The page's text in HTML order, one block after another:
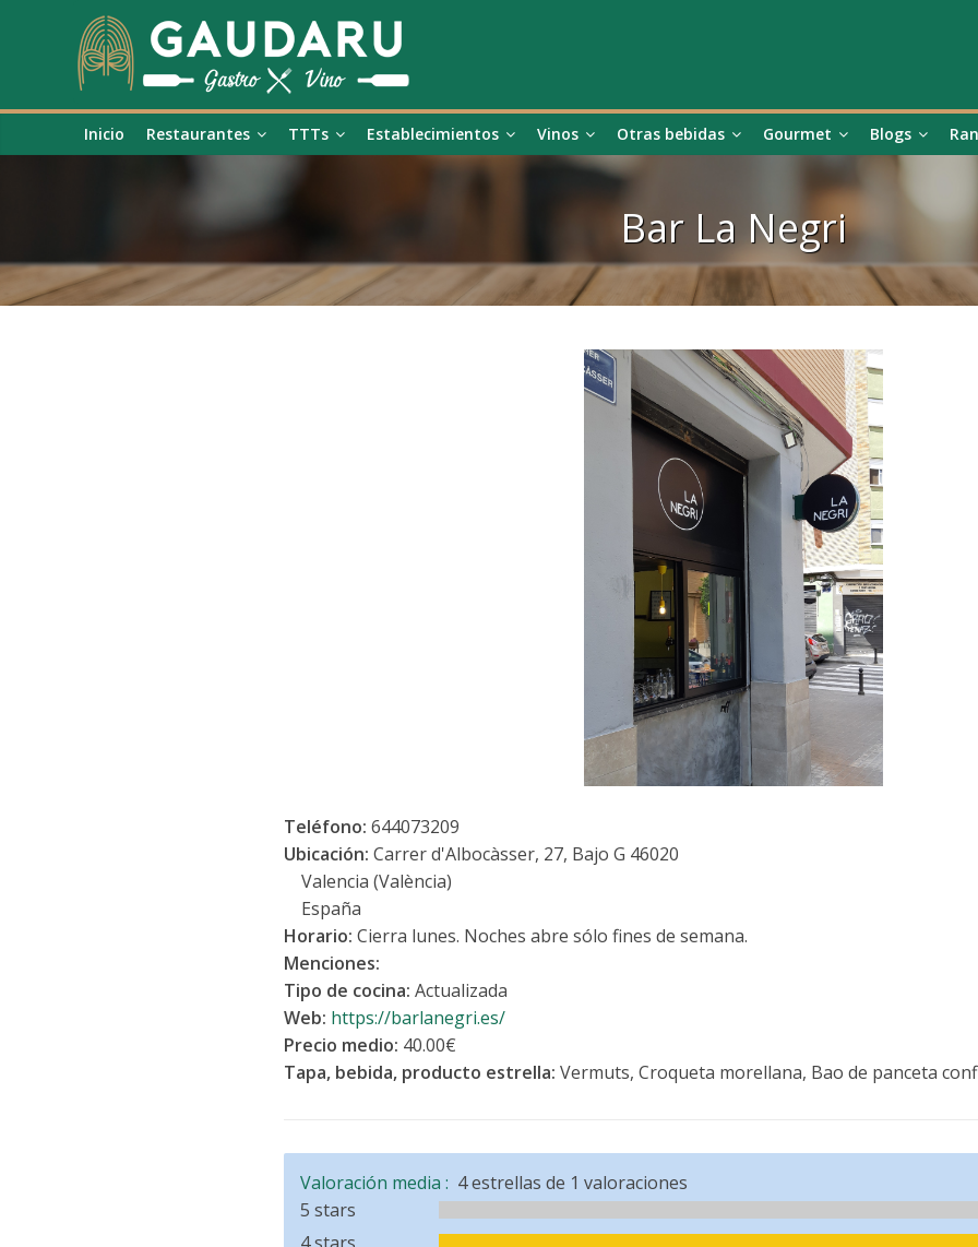
Inicio Restaurantes TTTs Establecimientos Vinos Otras bebidas Gourmet Blogs
Bar La Negri
Teléfono: 644073209
Ubicación: Carrer d'Albocàsser, 27, Bajo G 46020
Valencia (València)
España
Horario: Cierra lunes. Noches abre sólo fines de semana.
Menciones:
Tipo de cocina: Actualizada
Web: https://barlanegri.es/
Precio medio: 40.00€
Tapa, bebida, producto estrella: Vermuts, Croqueta morellana, Bao de panceta
Valoración media :
5 stars
4estrellas de 1 valoraciones